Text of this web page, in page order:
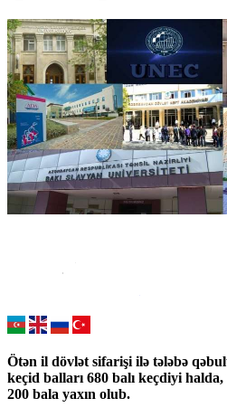
Ötən il dövlət sifarişi ilə tələbə
keçid balları 680 balı keçdiyi
200 bala yaxın olub.